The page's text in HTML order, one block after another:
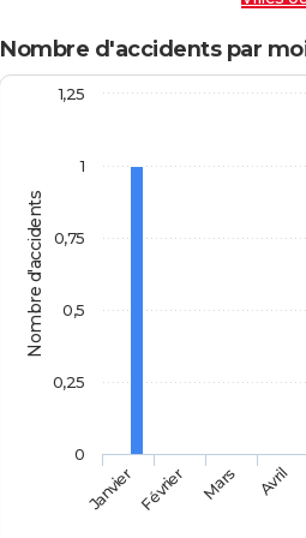
Nombre d'accidents par
Nombre d'accidents
JanvierFévrier Mars Avril
0
1
0,25
0,5
0,75
1,25